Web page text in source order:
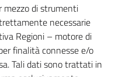
di strumenti
necessarie
Regioni – motore di
finalità connesse e/o
Tali dati sono trattati in